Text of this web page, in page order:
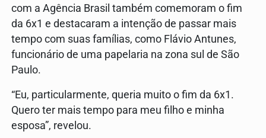
com a Agência Brasil também comemoram o fim
da 6x1 e destacaram a intenção de passar mais
tempo com suas famílias, como Flávio Antunes,
funcionário de uma papelaria na zona sul de São
Paulo.
“Eu, particularmente, queria muito o fim da 6x1.
Quero ter mais tempo para meu filho e minha
esposa”, revelou.